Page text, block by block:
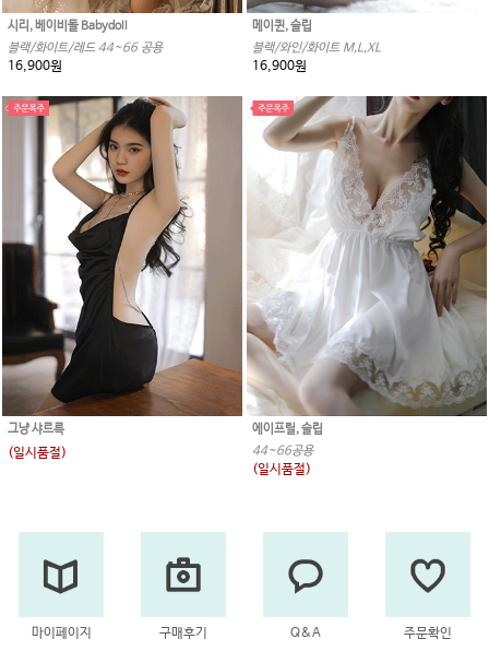
시리, 베이비돌 Babydoll
블랙/화이트/레드 44~66 공용
16,900원
메이퀸, 슬립
블랙/와인/화이트 M,L,XL
16,900원
그냥 샤르륵
(일시품절)
에이프릴, 슬립
44~66공용
(일시품절)
마이페이지 구매후기 Q&A 주문확인